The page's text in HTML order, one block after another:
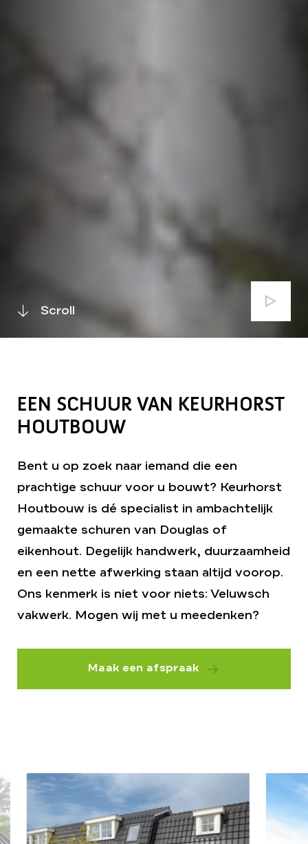
Scroll
EEN SCHUUR VAN KEURHORST
HOUTBOUW
Bent u op zoek naar iemand die een
prachtige schuur voor u bouwt? Keurhorst
Houtbouw is dé specialist in ambachtelijk
gemaakte schuren van Douglas of
eikenhout. Degelijk handwerk, duurzaamheid
en een nette afwerking staan altijd voorop.
Ons kenmerk is niet voor niets: Veluwsch
vakwerk. Mogen wij met u meedenken?
Maak een afspraak